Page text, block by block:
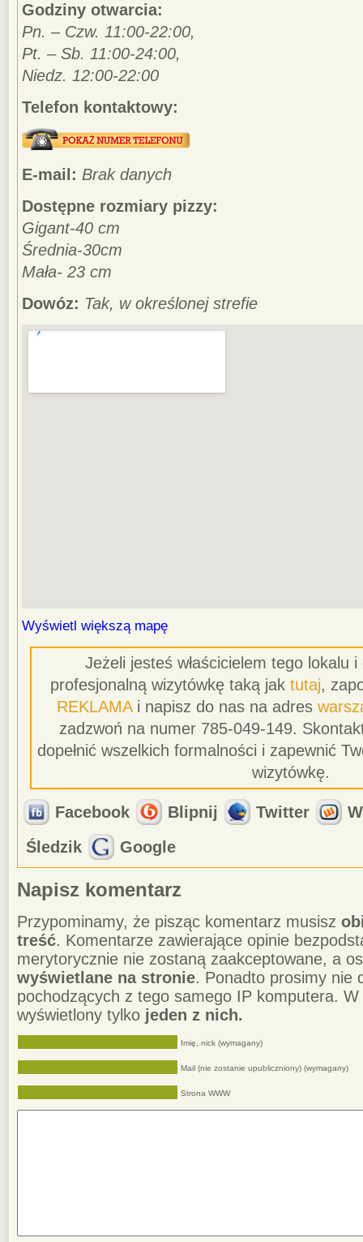
Godziny otwarcia:
Pn. – Czw. 11:00-22:00,
Pt. – Sb. 11:00-24:00,
Niedz. 12:00-22:00
Telefon kontaktowy:
E-mail: Brak danych
Dostępne rozmiary pizzy:
Gigant-40 cm
Średnia-30cm
Mała- 23 cm
Dowóz: Tak, w określonej strefie
Wyświetl większą mapę
Jeżeli jesteś właścicielem tego lokalu i
profesjonalną wizytówkę taką jak tutaj,
REKLAMAi napisz do nas na adres
zadzwoń na numer 785-049-149.
dopełnić wszelkich formalności i zapewnić
wizytówkę.
Facebook Blipnij Twitter
Śledzik
Google
Napisz komentarz
Przypominamy, że pisząc komentarz musisz
treść. Komentarze zawierające opinie
merytorycznie nie zostaną zaakceptowane, a
wyświetlane na stronie. Ponadto prosimy nie
pochodzących z tego samego IP komputera.
wyświetlony tylko jeden z nich.
Imię, nick (wymagany)
Mail (nie zostanie upubliczniony) (wymagany)
Strona WWW